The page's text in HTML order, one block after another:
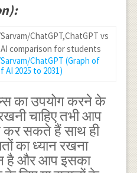
ChatGPT (Graph of
AI 2025 to 2031)
का उपयोग करने के
चाहिए तभी आप
कर सकते हैं साथ ही
का ध्यान रखना
है और आप इसका